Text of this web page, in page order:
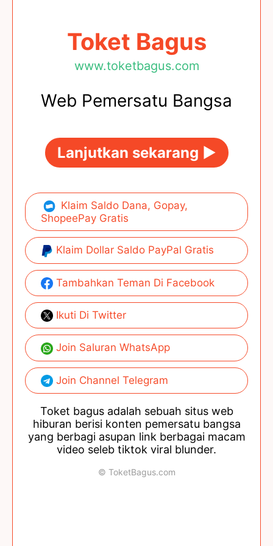
Toket Bagus
www.toketbagus.com
Web Pemersatu Bangsa
Lanjutkan sekarang ►
Klaim Saldo Dana, Gopay,
ShopeePay Gratis
Klaim Dollar Saldo PayPal Gratis
Tambahkan Teman Di Facebook
Ikuti Di Twitter
Join Saluran WhatsApp
Join Channel Telegram
Toket bagus adalah sebuah situs web
hiburan berisi konten pemersatu bangsa
yang berbagi asupan link berbagai macam
video seleb tiktok viral blunder.
© ToketBagus.com